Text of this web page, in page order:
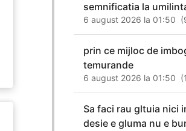
semnificatia la
6 august 2026 la 01:50 (
prin ce mijloc de
temurande
6 august 2026 la 01:50 (
Sa faci rau gltuia nici
desie e gluma nu e